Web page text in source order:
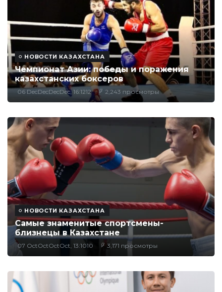
НОВОСТИ КАЗАХСТАНА
Чемпионат Азии: победы и поражения
казахстанских боксеров
06 DecDecDecDec, 16:1212 2,243 просмотры
НОВОСТИ КАЗАХСТАНА
Самые знаменитые спортсмены-
близнецы в Казахстане
07 OctOctOctOct, 13:1010 3,171 просмотры